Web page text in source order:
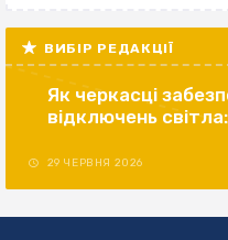
ВИБІР РЕДАКЦІЇ
Як черкасці
відключень
29 ЧЕРВНЯ 2026